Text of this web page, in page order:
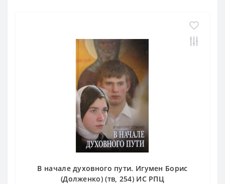
В начале духовного пути. Игумен Борис
(Долженко) (тв, 254) ИС РПЦ